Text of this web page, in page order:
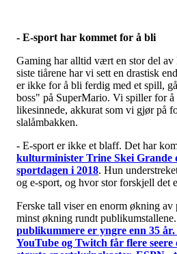
- E-sport har kommet for å bli
Gaming har alltid vært en stor del
siste tiårene har vi sett en drastisk
er ikke for å bli ferdig med et spill,
boss" på SuperMario. Vi spiller for å
likesinnede, akkurat som vi gjør på
slalåmbakken.
- E-sport er ikke et blaff. Det har
kulturminister Trine Skei Grande
sportdagen i 2018. Hun
og e-sport, og hvor stor forskjell det
Ferske tall viser en enorm økning
minst økning rundt publikumstallene.
publikummere er yngre enn 35
YouTube og Twitch får flere